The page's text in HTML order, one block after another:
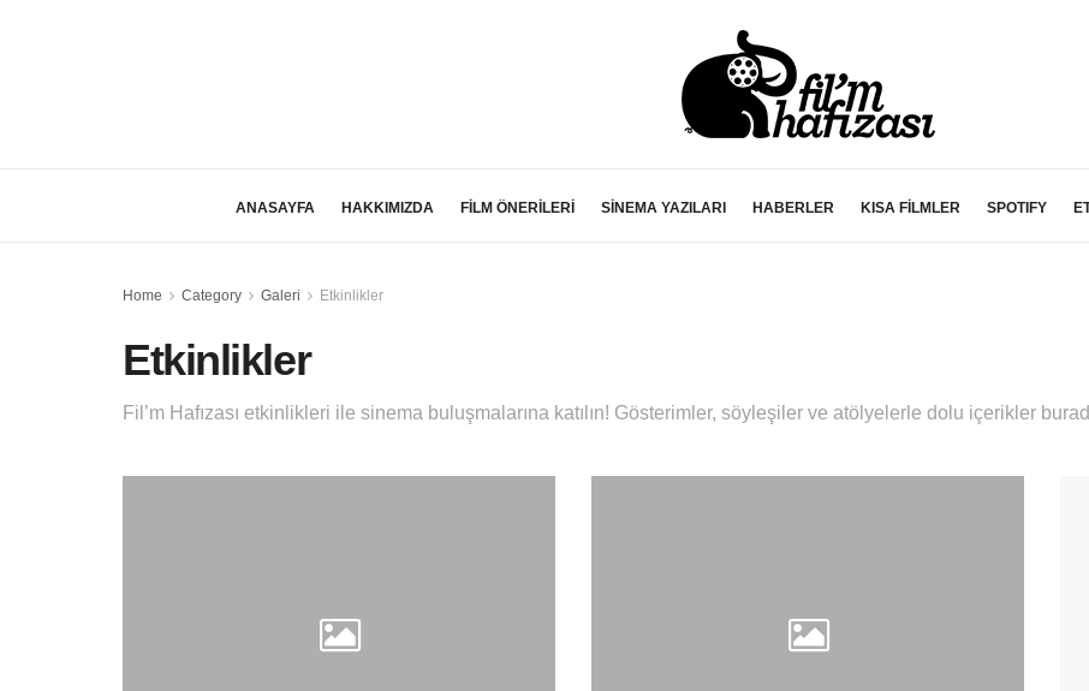
ANASAYFA HAKKIMIZDA FİLM ÖNERİLERİ SİNEMA YAZILARI HABERLER KISA FİLMLER SPOTIFY
Home Category Galeri Etkinlikler
Etkinlikler
Fil’m Hafızası etkinlikleri ile sinema buluşmalarına katılın! Gösterimler, söyleşiler ve atölyelerle dolu içerikler